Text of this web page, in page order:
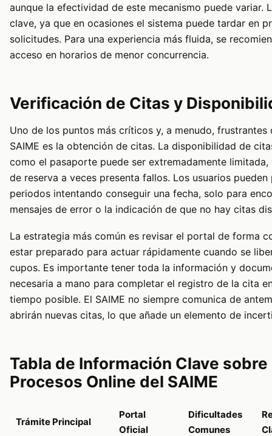
aunque la efectividad de este mecanismo puede variar.
clave, ya que en ocasiones el sistema puede tardar en
solicitudes. Para una experiencia más fluida, se
acceso en horarios de menor concurrencia.
Verificación de Citas y
Uno de los puntos más críticos y, a menudo, frustrantes
SAIME es la obtención de citas. La disponibilidad de
como el pasaporte puede ser extremadamente limitada,
de reserva a veces presenta fallos. Los usuarios pueden
periodos intentando conseguir una fecha, solo para
mensajes de error o la indicación de que no hay citas
La estrategia más común es revisar el portal de forma
estar preparado para actuar rápidamente cuando se
cupos. Es importante tener toda la información y
necesaria a mano para completar el registro de la cita
tiempo posible. El SAIME no siempre comunica de
abrirán nuevas citas, lo que añade un elemento de
Tabla de Información Clave sobre
Procesos Online del SAIME
Trámite Principal
Portal
Oficial
Dificultades
Comunes